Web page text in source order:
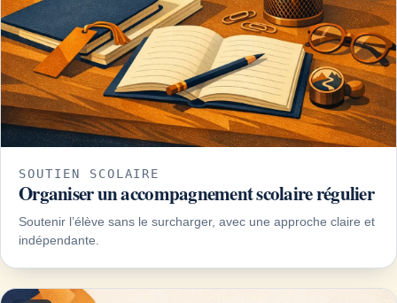
SOUTIEN SCOLAIRE
Organiser un accompagnement scolaire régulier
Soutenir l’élève sans le surcharger, avec une approche claire et
indépendante.